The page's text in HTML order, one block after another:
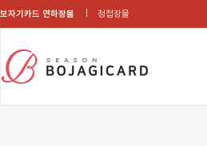
보자기카드 연하장몰 청첩장몰